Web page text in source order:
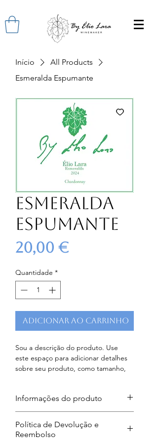
Início
All Products
Esmeralda Espumante
Esmeralda
Espumante
20,00 €
Quantidade *
Adicionar ao carrinho
Sou a descrição do produto. Use
este espaço para adicionar detalhes
sobre seu produto, como tamanho,
Informações do produto
nosso fundador ao seu avô, Manuel
Barreiros, que por ser filho Helena
Política de Devolução e
Reembolso